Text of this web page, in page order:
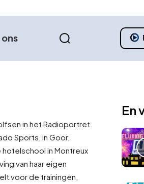
in het Radioportret.
Sports, in Goor,
hotelschool in Montreux
van haar eigen
voor de trainingen,
En